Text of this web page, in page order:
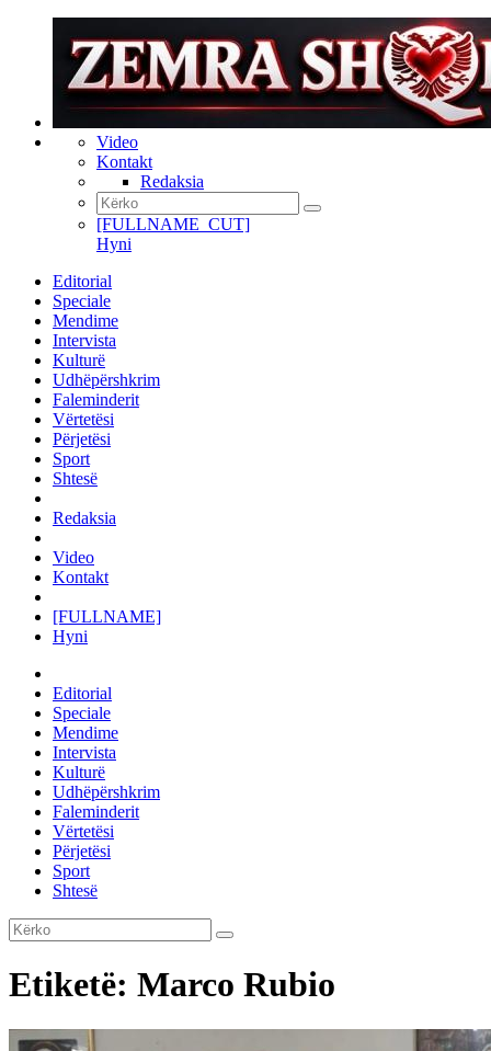
Video
Kontakt
Redaksia
[FULLNAME_CUT]
Hyni
Editorial
Speciale
Mendime
Intervista
Kulturë
Udhëpërshkrim
Faleminderit
Vërtetësi
Përjetësi
Sport
Shtesë
Redaksia
Video
Kontakt
[FULLNAME]
Hyni
Editorial
Speciale
Mendime
Intervista
Kulturë
Udhëpërshkrim
Faleminderit
Vërtetësi
Përjetësi
Sport
Shtesë
Etiketë: Marco Rubio